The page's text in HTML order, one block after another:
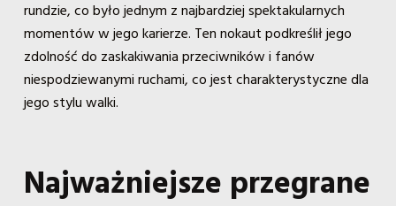
rundzie, co było jednym z najbardziej spektakularnych
momentów w jego karierze. Ten nokaut podkreślił jego
zdolność do zaskakiwania przeciwników i fanów
niespodziewanymi ruchami, co jest charakterystyczne dla
jego stylu walki.
Najważniejsze przegrane